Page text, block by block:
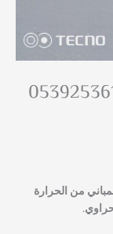
من الحرارة